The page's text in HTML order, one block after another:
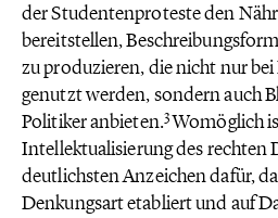
der Studentenproteste den
bereitstellen,
zu produzieren, die nicht nur
genutzt werden, sondern auch
Politiker anbieten.3Womöglich
Intellektualisierung des rechten
deutlichsten Anzeichen dafür,
Denkungsart etabliert und auf